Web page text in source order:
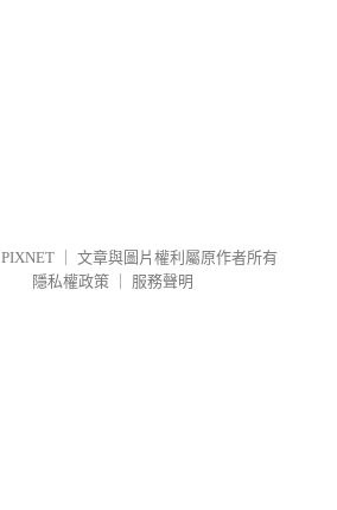
PIXNET
文章與圖片權利屬原作者所有
隱私權政策
服務聲明